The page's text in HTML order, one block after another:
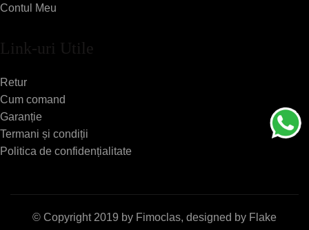
Contul Meu
Link-uri Utile
Retur
Cum comand
Garanție
Termani și condiții
Politica de confidențialitate
© Copyright 2019 by Fimoclas, designed by Flake